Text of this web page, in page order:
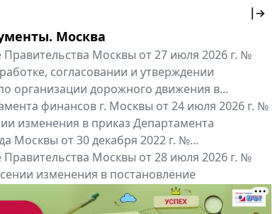
Москва
Правительства Москвы от 27 июля 2026 г. №
согласовании и утверждении
организации дорожного движения в...
финансов г. Москвы от 24 июля 2026 г. №
изменения в приказ Департамента
Москвы от 30 декабря 2022 г. №...
Правительства Москвы от 28 июля 2026 г. №
изменения в постановление
Москвы от 26 июля 2011 г. № 334-ПП"
Мой регион ...